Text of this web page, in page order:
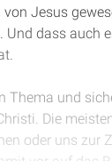
Jesus
Und dass auch
und
Die
oder uns zur